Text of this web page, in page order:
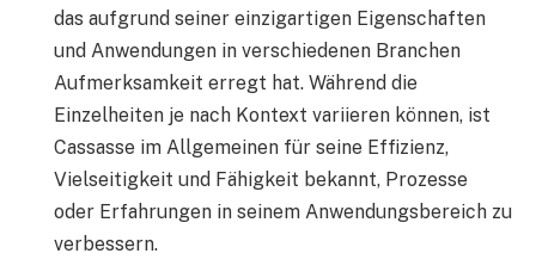
das aufgrund seiner einzigartigen Eigenschaften
und Anwendungen in verschiedenen Branchen
Aufmerksamkeit erregt hat. Während die
Einzelheiten je nach Kontext variieren können, ist
Cassasse im Allgemeinen für seine Effizienz,
Vielseitigkeit und Fähigkeit bekannt, Prozesse
oder Erfahrungen in seinem Anwendungsbereich zu
verbessern.